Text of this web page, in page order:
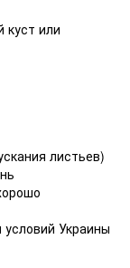
куст или
листьев)
Украины